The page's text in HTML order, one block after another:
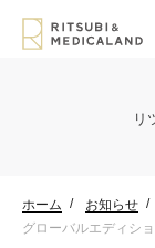
リ
ホーム
お知らせ
グローバルエディシ